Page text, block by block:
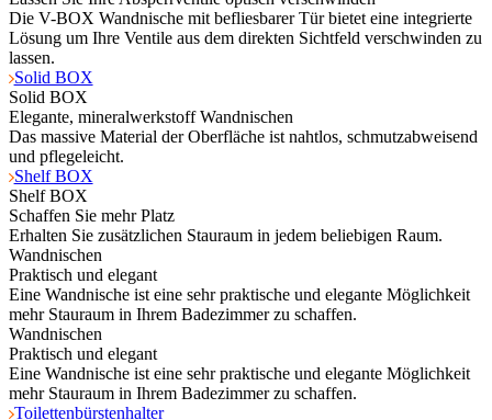
Die V-BOX Wandnische mit befliesbarer Tür bietet eine integrierte
Lösung um Ihre Ventile aus dem direkten Sichtfeld verschwinden zu
lassen.
Solid BOX
Solid BOX
Elegante, mineralwerkstoff Wandnischen
Das massive Material der Oberfläche ist nahtlos, schmutzabweisend
und pflegeleicht.
Shelf BOX
Shelf BOX
Schaffen Sie mehr Platz
Erhalten Sie zusätzlichen Stauraum in jedem beliebigen Raum.
Wandnischen
Praktisch und elegant
Eine Wandnische ist eine sehr praktische und elegante Möglichkeit
mehr Stauraum in Ihrem Badezimmer zu schaffen.
Wandnischen
Praktisch und elegant
Eine Wandnische ist eine sehr praktische und elegante Möglichkeit
mehr Stauraum in Ihrem Badezimmer zu schaffen.
Toilettenbürstenhalter